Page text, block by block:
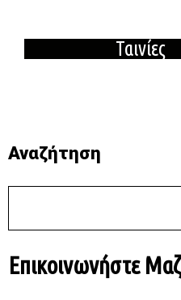
Ταινίες
Αναζήτηση
Επικοινωνήστε